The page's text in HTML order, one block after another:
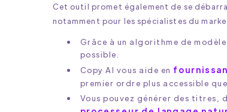
Cet outil promet également de se
notamment pour les spécialistes du
Grâce à un algorithme de
possible.
Copy AI vous aide en
premier ordre plus accessible que
Vous pouvez générer des titres,